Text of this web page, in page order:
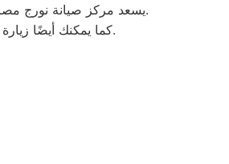
. يسعد مركز صيانة نورج مصر شيراتون المطار استقبال اتصالاتكم والرد على جميع استفساراتكم بكفاءة عالية ومهنية.
كما يمكنك أيضًا زيارة الموقع الرسمي لنورج مصر للحصول على معلومات إضافية حول الخدمات المقدمة.